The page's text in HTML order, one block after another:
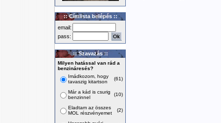
:: Címlista belépés ::
email:
pass:
:: Szavazás ::
Milyen hatással van rád a
benzináresés?
Imádkozom, hogy
tavaszig kitartson
(61)
Már a kád is csurig
benzinnel
(10)
Eladtam az összes
MOL részvényemet
(2)